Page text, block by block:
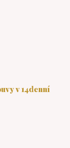
v 14denní